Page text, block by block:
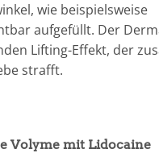
wie beispielsweise
aufgefüllt. Der
Lifting-Effekt, der
strafft.
Volyme mit Lidocaine